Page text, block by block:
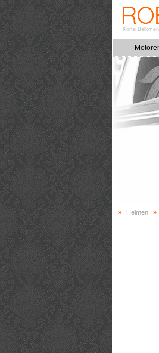
Korte
» Helmen »